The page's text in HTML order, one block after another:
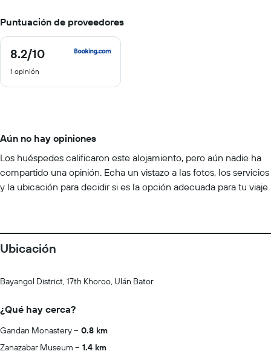
Puntuación de proveedores
8.2/10
8.2
10
1 opinión
Aún no hay opiniones
Los huéspedes calificaron este alojamiento, pero aún nadie ha
compartido una opinión. Echa un vistazo a las fotos, los servicios
y la ubicación para decidir si es la opción adecuada para tu viaje.
Ubicación
Bayangol District, 17th Khoroo, Ulán Bator
¿Qué hay cerca?
Gandan Monastery
0.8 km
Zanazabar Museum
1.4 km